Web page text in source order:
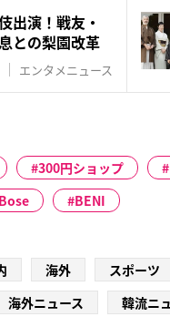
演！戦友・
との梨園改革
エンタメニュース
300円ショップ
Bose BENI
海外 スポーツ
海外ニュース 韓流ニ